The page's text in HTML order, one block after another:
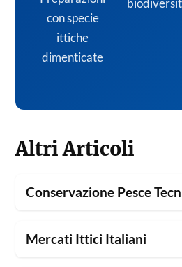
con specie
ittiche
dimenticate
Altri Articoli
Conservazione Pesce
Mercati Ittici Italiani